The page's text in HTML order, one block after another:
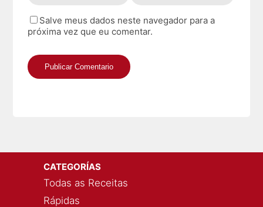
Salve meus dados neste navegador para a
próxima vez que eu comentar.
CATEGORÍAS
Todas as Receitas
Rápidas